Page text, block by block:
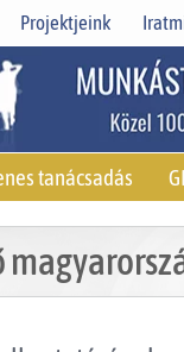
Projektjeink
tanácsadás